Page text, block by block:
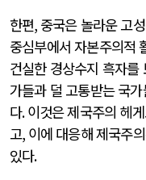
한편, 중국은 놀라운 고
중심부에서 자본주의적
건실한 경상수지 흑자를
가들과 덜 고통받는 국
다.이것은 제국주의 헤
고, 이에 대응해 제국주
있다.